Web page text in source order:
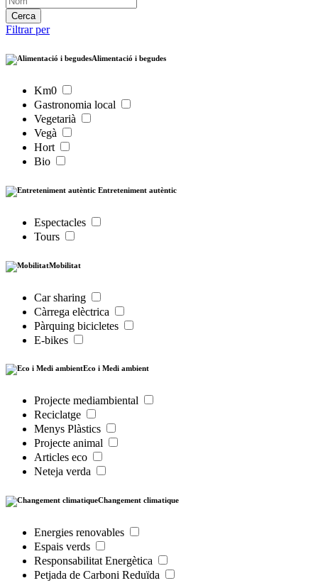
Filtrar per
Alimentació i begudes
Km0
Gastronomia local
Vegetarià
Vegà
Hort
Bio
Entreteniment autèntic
Espectacles
Tours
Mobilitat
Car sharing
Càrrega elèctrica
Pàrquing bicicletes
E-bikes
Eco i Medi ambient
Projecte mediambiental
Reciclatge
Menys Plàstics
Projecte animal
Articles eco
Neteja verda
Changement climatique
Energies renovables
Espais verds
Responsabilitat Energètica
Petjada de Carboni Reduïda